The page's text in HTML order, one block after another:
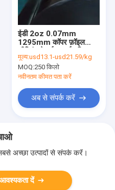
ईडी 2oz 0.07mm
1295mm कॉपर फ़ॉइल
मूल्य:usd13.1-usd21.59/kg
MOQ:250 किलो
नवीनतम कीमत पता करें
अब से संपर्क करें
अच्छा उत्पादों से संपर्क करें।
दें